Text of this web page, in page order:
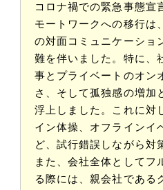
コロナ禍での緊急事態宣
モートワークへの移行は
の対面コミュニケーショ
難を伴いました。特に、
事とプライベートのオン
さ、そして孤独感の増加
浮上しました。これに対
イン体操、オフラインイ
ど、試行錯誤しながら対
また、会社全体としてフ
る際には、親会社である